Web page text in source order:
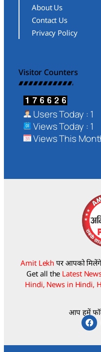
About Us
Contact Us
Privacy Policy
Visitor Counters
Users Today : 1
Views Today : 1
Views This
Amit Lekh पर आपको मिलेंगे
Get all the Latest
Hindi, News in Hindi,
आप हमें